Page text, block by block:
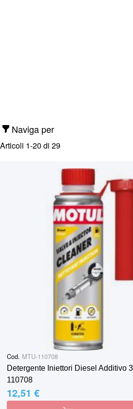
Naviga per
Articoli 1-20 di 29
Cod. MTU-110708
Detergente Iniettori Diesel Additivo
110708
12,51 €